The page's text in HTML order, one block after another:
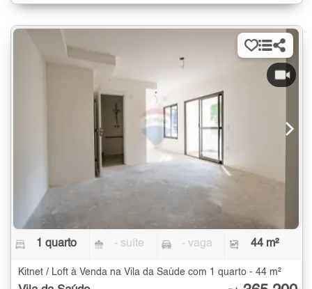
1 quarto - suíte - vaga 44 m²
Kitnet / Loft à Venda na Vila da Saúde com 1 quarto - 44 m²